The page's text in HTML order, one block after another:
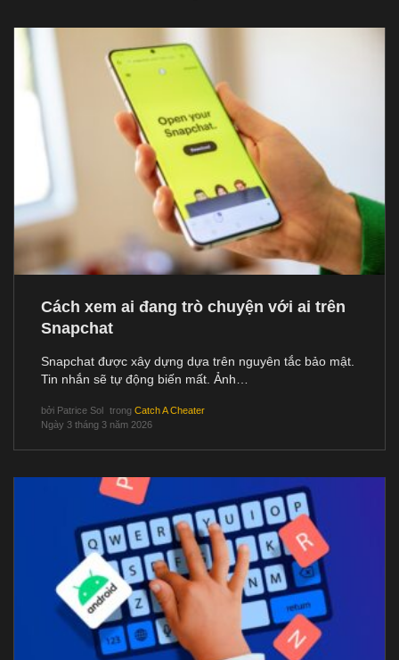
Cách xem ai đang trò chuyện với ai trên
Snapchat
Snapchat được xây dựng dựa trên nguyên tắc bảo mật.
Tin nhắn sẽ tự động biến mất. Ảnh…
bởi Patrice Sol trong Catch A Cheater
Ngày 3 tháng 3 năm 2026